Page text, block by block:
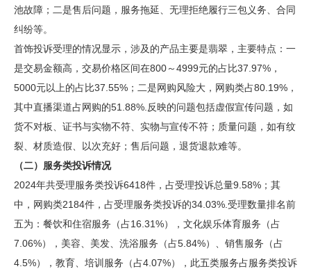
池故障；二是售后问题，服务拖延、无理拒绝履行三包义务、合同
纠纷等。
首饰投诉受理的情况显示，涉及的产品主要是翡翠，主要特点：一
是交易金额高，交易价格区间在800～4999元的占比37.97%，
5000元以上的占比37.55%；二是网购风险大，网购类占80.19%，
其中直播渠道占网购的51.88%.反映的问题包括虚假宣传问题，如
货不对板、证书与实物不符、实物与宣传不符；质量问题，如有纹
裂、材质造假、以次充好；售后问题，退货退款难等。
（二）服务类投诉情况
2024年共受理服务类投诉6418件，占受理投诉总量9.58%；其
中，网购类2184件，占受理服务类投诉的34.03%.受理数量排名前
五为：餐饮和住宿服务（占16.31%），文化娱乐体育服务（占
7.06%），美容、美发、洗浴服务（占5.84%）、销售服务（占
4.5%），教育、培训服务（占4.07%），此五类服务占服务类投诉